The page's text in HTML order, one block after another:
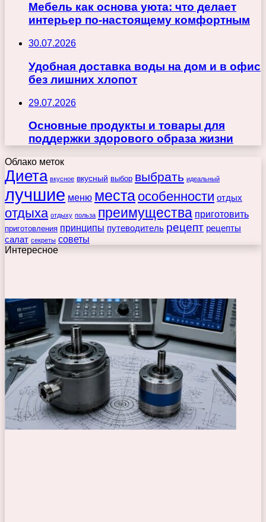
Мебель как основа уюта: что делает
интерьер по-настоящему комфортным
30.07.2026
Удобная доставка воды на дом и в офис
без лишних хлопот
29.07.2026
Основные продукты и товары для
поддержки здорового образа жизни
Облако меток
Диета вкусное вкусный выбор выбрать идеальный
лучшие меню места особенности отдых
отдыха отдыху польза преимущества приготовить
приготовления принципы путеводитель рецепт рецепты
салат секреты советы
Интересное